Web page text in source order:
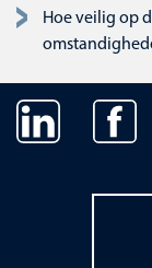
Hoe veilig op
Navigatie overslaan